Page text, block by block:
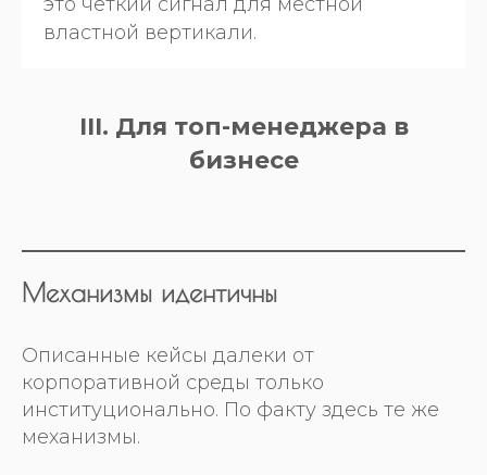
властной вертикали.
III. Для топ-менеджера в
бизнесе
Механизмы идентичны
Описанные кейсы далеки от
корпоративной среды только
институционально. По факту здесь те же
механизмы.